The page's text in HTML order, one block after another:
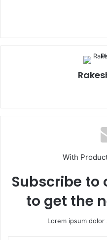
With
Subscribe
to get the
Lorem ipsum